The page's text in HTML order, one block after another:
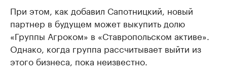
При этом, как добавил Сапотницкий, новый
партнер в будущем может выкупить долю
«Группы Агроком» в «Ставропольском активе».
Однако, когда группа рассчитывает выйти из
этого бизнеса, пока неизвестно.